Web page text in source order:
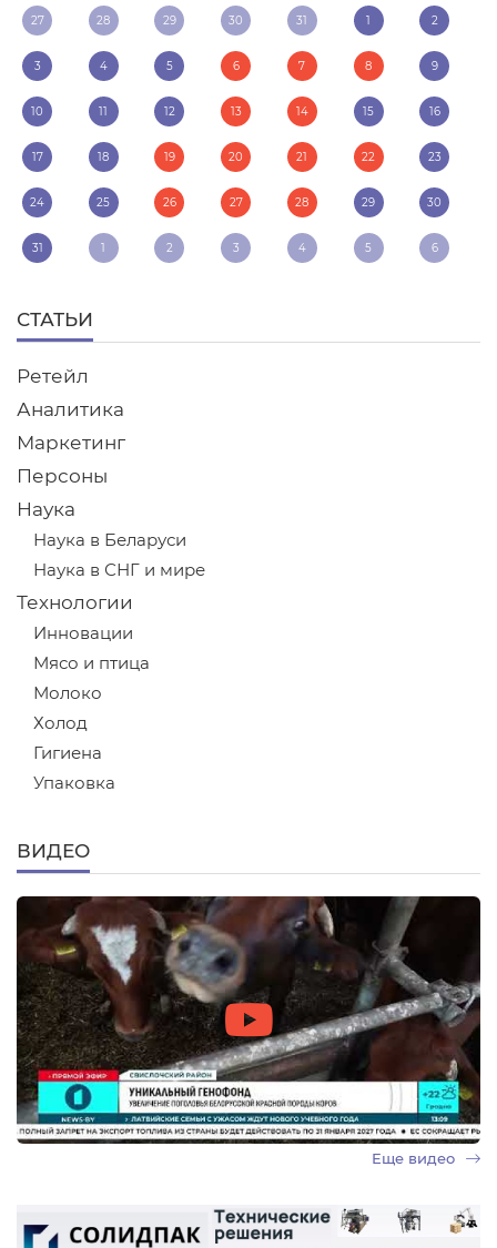
27 28 29 30 31 1 2
3 4 5 6 7 8 9
10 11 12 13 14 15 16
17 18 19 20 21 22 23
24 25 26 27 28 29 30
31 1 2 3 4 5 6
СТАТЬИ
Ретейл
Аналитика
Маркетинг
Персоны
Наука
Наука в Беларуси
Наука в СНГ и мире
Технологии
Инновации
Мясо и птица
Молоко
Холод
Гигиена
Упаковка
ВИДЕО
Еще видео